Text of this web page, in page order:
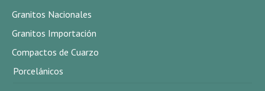
Granitos Nacionales
Granitos Importación
Compactos de Cuarzo
Porcelánicos